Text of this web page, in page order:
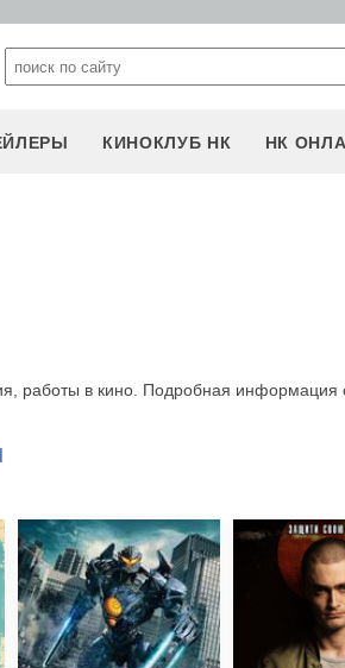
КИНОКЛУБ НК НК
работы в кино. Подробная информация